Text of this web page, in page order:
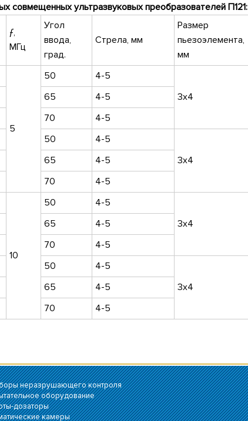
совмещенных ультразвуковых преобразователей П121:
ƒ,
МГц
Угол
ввода,
град.
Стрела, мм
Размер
пьезоэлемента,
мм
5
50
4-5
3х4
65
4-5
70
4-5
50
4-5
3х4
65
4-5
70
4-5
10
50
4-5
3х4
65
4-5
70
4-5
50
4-5
3х4
65
4-5
70 4-5
неразрушающего контроля
оборудование
дозаторы
камеры